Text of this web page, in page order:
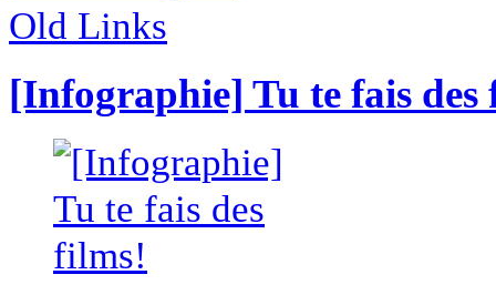
Old Links
[Infographie] Tu te fais des